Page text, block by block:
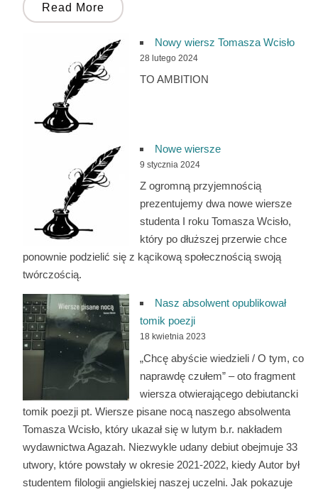
Read More
Nowy wiersz Tomasza Wcisło
28 lutego 2024
TO AMBITION
Nowe wiersze
9 stycznia 2024
Z ogromną przyjemnością
prezentujemy dwa nowe wiersze
studenta I roku Tomasza Wcisło,
który po dłuższej przerwie chce
ponownie podzielić się z kącikową społecznością swoją
twórczością.
Nasz absolwent opublikował
tomik poezji
18 kwietnia 2023
„Chcę abyście wiedzieli / O tym, co
naprawdę czułem” – oto fragment
wiersza otwierającego debiutancki
tomik poezji pt. Wiersze pisane nocą naszego absolwenta
Tomasza Wcisło, który ukazał się w lutym b.r. nakładem
wydawnictwa Agazah. Niezwykle udany debiut obejmuje 33
utwory, które powstały w okresie 2021-2022, kiedy Autor był
studentem filologii angielskiej naszej uczelni. Jak pokazuje